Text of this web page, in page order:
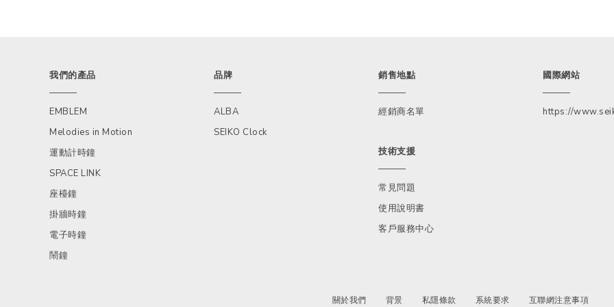
我們的產品
EMBLEM
Melodies in Motion
運動計時鐘
SPACE LINK
座檯鐘
掛牆時鐘
電子時鐘
鬧鐘
品牌
ALBA
SEIKO Clock
銷售地點
經銷商名單
技術支援
常見問題
使用說明書
客戶服務中心
國際網站
https://
關於我們 背景 私隱條款 系統要求 互聯網注意事項